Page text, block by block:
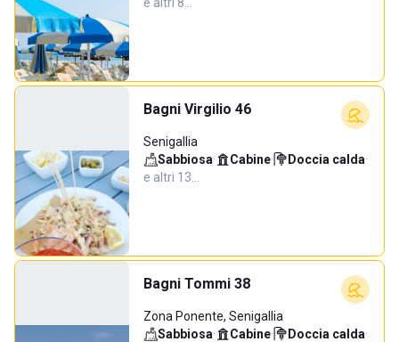
Bagni Virgilio 46
Senigallia
Sabbiosa· Cabine· Doccia calda·
e altri 13…
Bagni Tommi 38
Zona Ponente, Senigallia
Sabbiosa· Cabine· Doccia calda·